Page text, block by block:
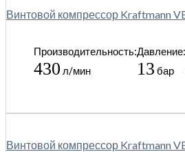
Винтовой компрессор Kraftmann
Производительность:
430 л/мин
Давление:
13 бар
Винтовой компрессор Kraftmann